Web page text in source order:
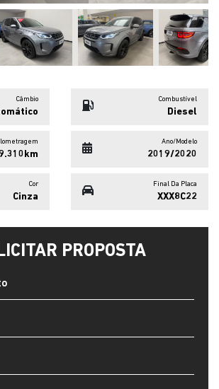
Câmbio Combustível
Diesel
Ano/Modelo
2019/2020
Cor
Cinza
Final Da Placa
XXX8C22
PROPOSTA